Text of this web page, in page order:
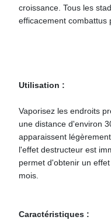
croissance. Tous les
efficacement combattus
Utilisation :
Vaporisez les endroits
une distance d'environ
apparaissent
l'effet destructeur est
permet d'obtenir un
mois.
Caractéristiques :